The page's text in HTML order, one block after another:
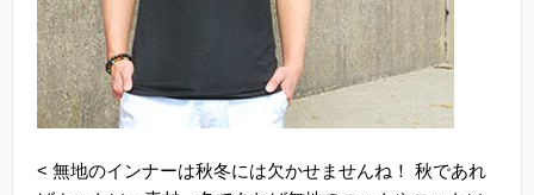
< 無地のインナーは秋冬には欠かせませんね！ 秋であれ